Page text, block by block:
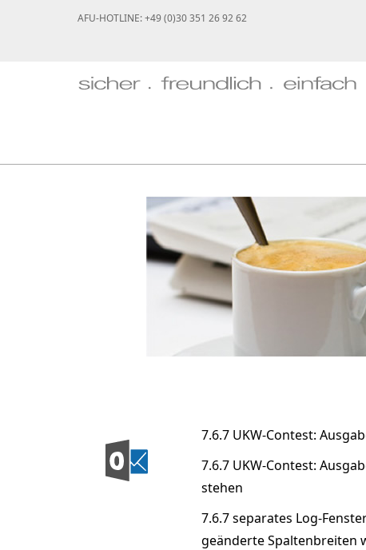
AFU-HOTLINE: +49 (0)30 351 26 92 62
7.6.7 UKW-Contest:
7.6.7 UKW-Contest:
stehen
7.6.7 separates Log-
geänderte Spaltenbreiten